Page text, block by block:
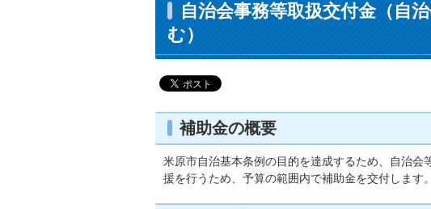
自治会事務等取扱交付金（自
む）
補助金の概要
米原市自治基本条例の目的を達成するため、自治
援を行うため、予算の範囲内で補助金を交付します。